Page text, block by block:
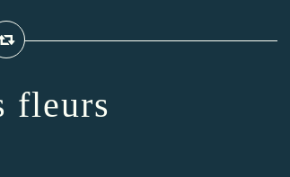
fleurs